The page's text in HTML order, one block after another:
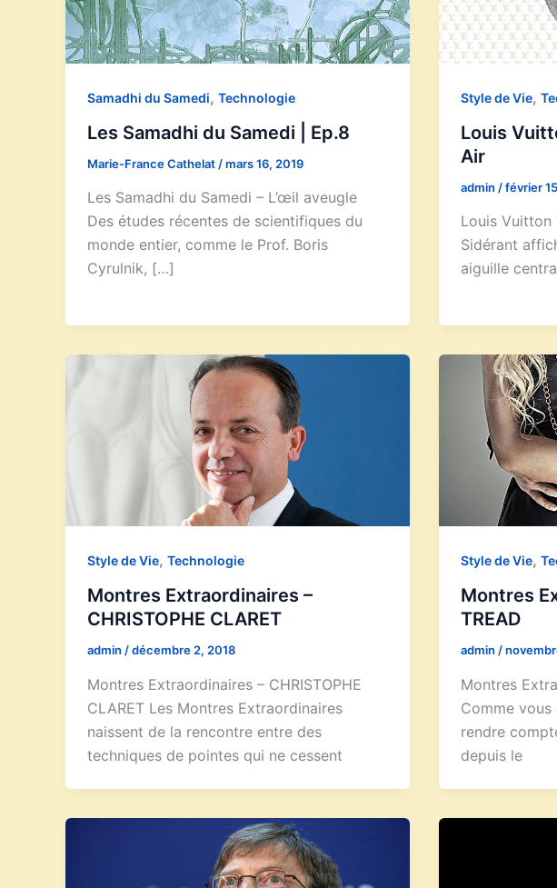
Samadhi du Samedi, Technologie
Les Samadhi du Samedi | Ep.8
Marie-France Cathelat /mars 16, 2019
Les Samadhi du Samedi – L’œil aveugle
Des études récentes de scientifiques du
monde entier, comme le Prof. Boris
Cyrulnik, […]
Style de Vie,
Louis
Air
admin /février
Louis Vuitton
Sidérant
aiguille
Style de Vie, Technologie
Montres Extraordinaires –
CHRISTOPHE CLARET
admin /décembre 2, 2018
Montres Extraordinaires – CHRISTOPHE
CLARET Les Montres Extraordinaires
naissent de la rencontre entre des
techniques de pointes qui ne cessent
Style de Vie,
Montres
TREAD
admin /
Montres
Comme
rendre
depuis le